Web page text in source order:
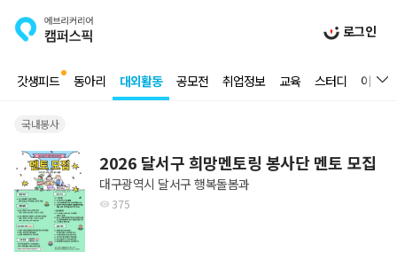
로그인
갓생피드 동아리 대외활동 공모전 취업정보 교육 스터디 이벤트
국내봉사
2026 달서구 희망멘토링 봉사단 멘토 모집
대구광역시 달서구 행복돌봄과
375